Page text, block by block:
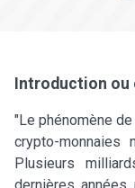
Introduction ou
"Le phénomène
crypto-monnaies
Plusieurs